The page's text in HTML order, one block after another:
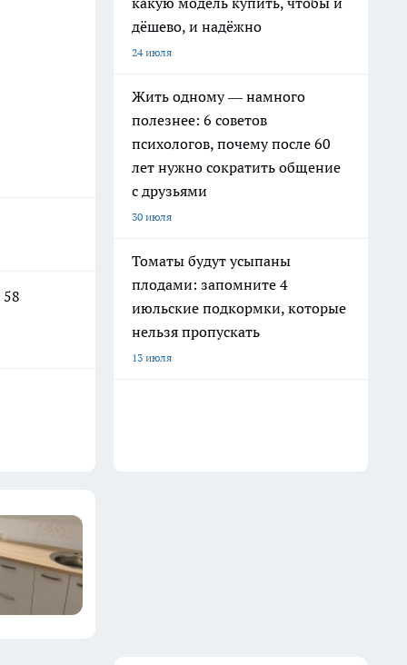
дёшево, и надёжно
24 июля
Жить одному — намного
полезнее: 6 советов
психологов, почему после 60
лет нужно сократить общение
с друзьями
30 июля
Томаты будут усыпаны
плодами: запомните 4
июльские подкормки, которые
нельзя пропускать
13 июля